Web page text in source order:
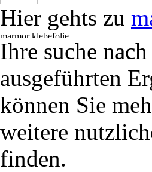
Hier gehts zu
Ihre suche
ausgeführten
können Sie
weitere
finden.